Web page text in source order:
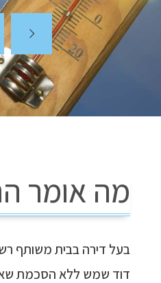
מה אומר
בעל דירה בבית משותף
דוד שמש ללא הסכמת